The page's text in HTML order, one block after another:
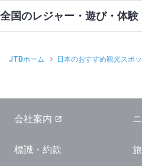
全国のレジャー・遊び・体
JTBホーム 日本のおすすめ観光スポッ
会社案内
標識・約款